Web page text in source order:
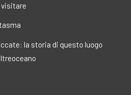
la storia di questo luogo